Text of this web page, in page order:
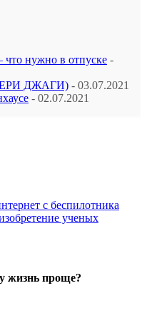
что нужно в отпуске -
ДЖАГИ) - 03.07.2021
- 02.07.2021
с беспилотника
ученых
жизнь проще?